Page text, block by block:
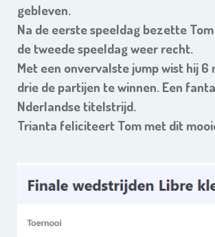
gebleven.
Na de eerste speeldag bezette
de tweede speeldag weer recht.
Met een onvervalste jump wist hij
drie de partijen te winnen. Een
Nderlandse titelstrijd.
Trianta feliciteert Tom met dit